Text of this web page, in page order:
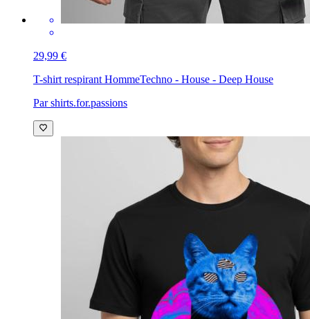
29,99 €
T-shirt respirant HommeTechno - House - Deep House
Par shirts.for.passions